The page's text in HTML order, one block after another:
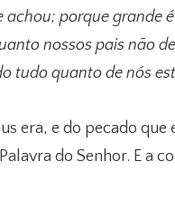
achou; porque grande
nossos pais não
tudo quanto de nós
era, e do pecado
do Senhor. E a